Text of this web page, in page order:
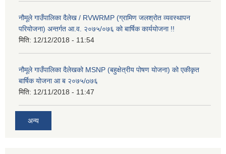
नौमूले गाउँपालिका दैलेख / RVWRMP (ग्रामिण जलश्रोत व्यवस्थापन
परियोजना) अन्तर्गत आ.व. २०७५/०७६ को बार्षिक कार्ययोजना !!
मिति: 12/12/2018 - 11:54
नौमूले गाउँपालिका दैलेखको MSNP (बहुक्षेत्रीय पोषण योजना) को एकीकृत
बार्षिक योजना आ ब २०७५/o७६
मिति: 12/11/2018 - 11:47
अन्य